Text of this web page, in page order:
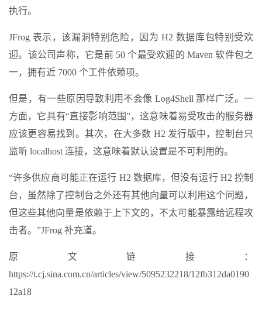
执行。
JFrog 表示，该漏洞特别危险，因为 H2 数据库包特别受欢
迎。该公司声称，它是前 50 个最受欢迎的 Maven 软件包之
一，拥有近 7000 个工件依赖项。
但是，有一些原因导致利用不会像 Log4Shell 那样广泛。一
方面，它具有“直接影响范围”，这意味着易受攻击的服务器
应该更容易找到。其次，在大多数 H2 发行版中，控制台只
监听 localhost 连接，这意味着默认设置是不可利用的。
“许多供应商可能正在运行 H2 数据库，但没有运行 H2 控制
台，虽然除了控制台之外还有其他向量可以利用这个问题，
但这些其他向量是依赖于上下文的，不太可能暴露给远程攻
击者。”JFrog 补充道。
原文链接：
https://t.cj.sina.com.cn/articles/view/5095232218/12fb312da0190
12a18